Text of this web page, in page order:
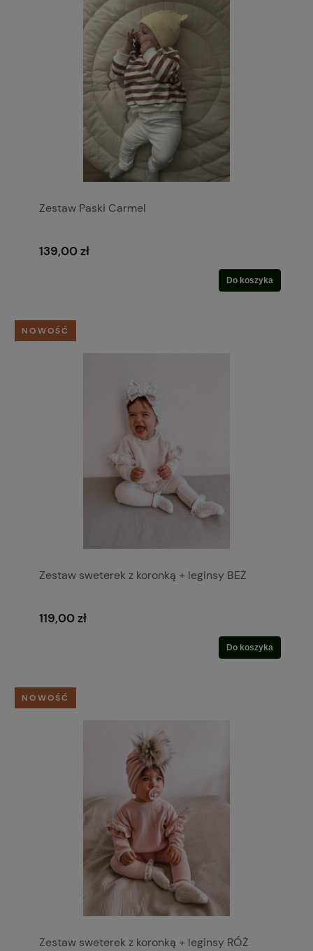
Zestaw Paski Carmel
139,00 zł
Do koszyka
Zestaw sweterek z koronką + leginsy BEŻ
119,00 zł
Do koszyka
NOWOŚĆ
Zestaw sweterek z koronką + leginsy RÓŻ
NOWOŚĆ